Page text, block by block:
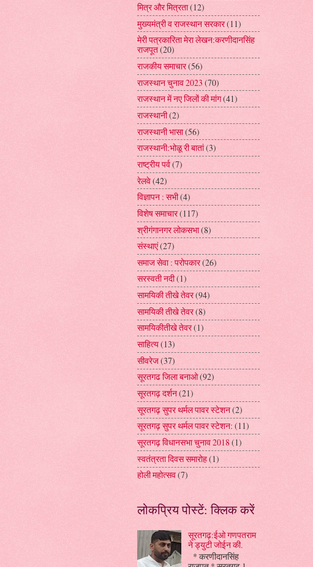
मित्र और मित्रता(12)
मुख्यमंत्री व राजस्थान सरकार(11)
मेरी पत्रकारिता मेरा लेखन:करणीदानसिंह
राजपूत(20)
राजकीय समाचार(56)
राजस्थान चुनाव 2023 (70)
राजस्थान में नए जिलों की मांग(41)
राजस्थानी(2)
राजस्थानी भासा(56)
राजस्थानी:भोळू री बातां(3)
राष्ट्रीय पर्व(7)
रेलवे(42)
विज्ञापन : सभी(4)
विशेष समाचार(117)
श्रीगंगानगर लोकसभा(8)
संस्थाएं(27)
समाज सेवा : परोपकार(26)
सरस्वती नदी(1)
सामयिकी तीखे तेवर(94)
सामयिकी तीखे तेवर(8)
सामयिकीतीखे तेवर(1)
साहित्य(13)
सीवरेज(37)
सूरतगढ जिला बनाओ(92)
सूरतगढ़ दर्शन(21)
सूरतगढ़ सुपर थर्मल पावर स्टेशन(2)
सूरतगढ़ सुपर थर्मल पावर स्टेशन: (11)
सूरतगढ़ विधानसभा चुनाव 2018(1)
स्वतंत्रता दिवस समारोह(1)
होली महोत्सव(7)
लोकप्रिय पोस्टें: क्लिक करें
सूरतगढ़:ईओ गणपतराम
ने ड्युटी जोईन की.
* करणीदानसिंह